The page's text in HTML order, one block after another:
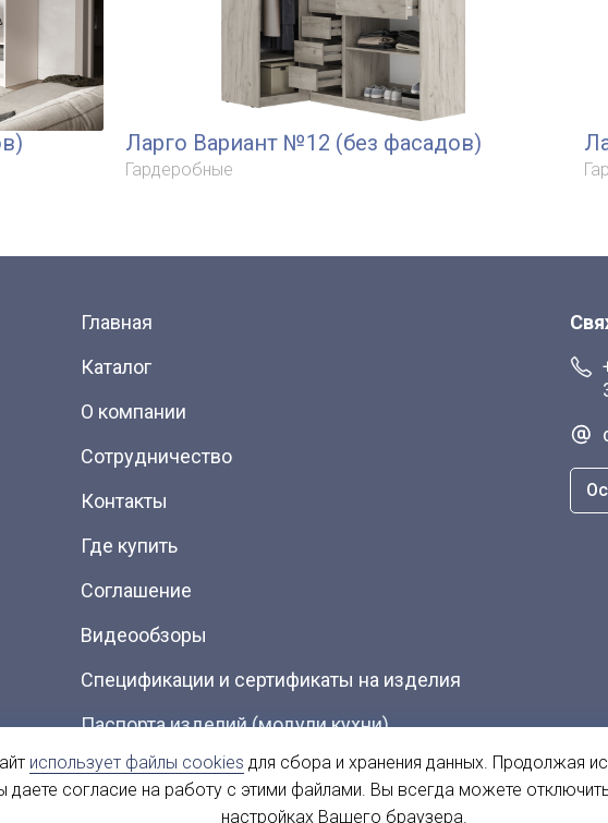
Ларго Вариант №12 (без фасадов)
Гардеробные
Главная
Каталог
О компании
Сотрудничество
Контакты
Где купить
Соглашение
Видеообзоры
Спецификации и сертификаты на изделия
Паспорта изделий (модули кухни)
Каталоги (Скачать PDF)
использует файлы cookies для сбора и хранения данных. Продолжая
даете согласие на работу с этими файлами. Вы всегда можете
настройках Вашего браузера.